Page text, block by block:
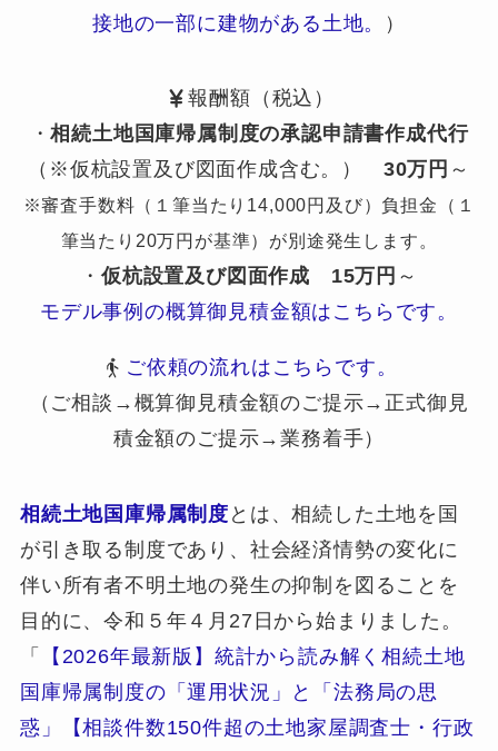
接地の一部に建物がある土地。
）
報酬額（税込）
・相続土地国庫帰属制度の承認申請書作成代行
（※仮杭設置及び図面作成含む。） 30万円 ～
※審査手数料（１筆当たり14,000円及び）負担金（１
筆当たり20万円が基準）が別途発生します。
・ 仮杭設置及び図面作成 15万円 ～
モデル事例の概算御見積金額はこちらです。
ご依頼の流れはこちらです。
（ご相談→概算御見積金額のご提示→正式御見
積金額のご提示→業務着手）
相続土地国庫帰属制度 とは、相続した土地を国
が引き取る制度であり、社会経済情勢の変化に
伴い所有者不明土地の発生の抑制を図ることを
目的に、令和５年４月27日から始まりました。
「
【2026年最新版】統計から読み解く相続土地
国庫帰属制度の「運用状況」と「法務局の思
惑」【相談件数150件超の土地家屋調査士・行政